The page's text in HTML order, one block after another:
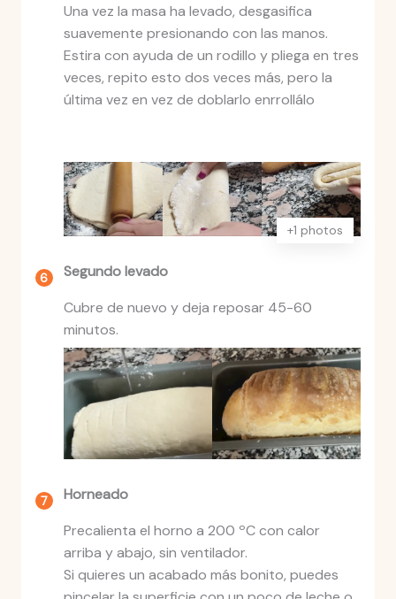
Una vez la masa ha levado, desgasifica
suavemente presionando con las manos.
Estira con ayuda de un rodillo y pliega en tres
veces, repito esto dos veces más, pero la
última vez en vez de doblarlo enrrollálo
+1 photos
Segundo levado
Cubre de nuevo y deja reposar 45-60
minutos.
Horneado
Precalienta el horno a 200 ºC con calor
arriba y abajo, sin ventilador.
Si quieres un acabado más bonito, puedes